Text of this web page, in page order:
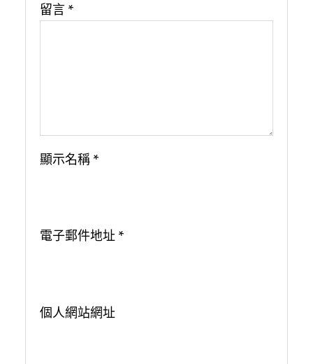
留言 *
顯示名稱 *
電子郵件地址 *
個人網站網址